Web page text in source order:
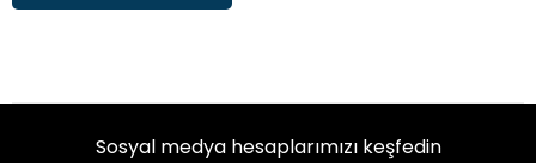
Sosyal medya hesaplarımızı keşfedin